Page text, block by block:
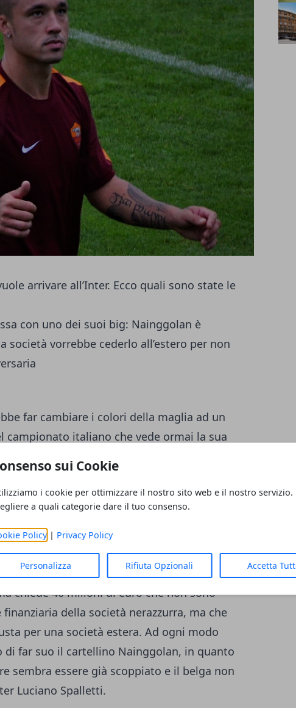
sui Cookie
i cookie per ottimizzare il nostro sito web e il nostro servizio.
a quali categorie dare il tuo consenso.
Policy| Privacy Policy
Personalizza Rifiuta Opzionali Accetta
arrivare all’Inter. Ecco quali sono state le
con uno dei suoi big: Nainggolan è
società vorrebbe cederlo all’estero per non
far cambiare i colori della maglia ad un
italiano che vede ormai la sua
lontana da lui e ha dato la sua massima
che ha mostrato grande interesse per il
cederlo in quanto la scelta societaria
prevede la cessione in giocatore forte:
ossigeno alle casse della società
muovere più agevolmente nel mercato. La
del giocatore belga appare per adesso
chiede 40 milioni di euro che non sono
della società nerazzurra, ma che
per una società estera. Ad ogni modo
di far suo il cartellino Nainggolan, in quanto
sembra essere già scoppiato e il belga non
Luciano Spalletti.